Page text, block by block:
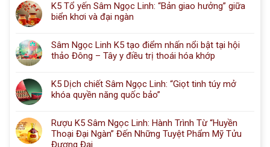
K5 Tổ yến Sâm Ngọc Linh: “Bản giao hưởng” giữa
biển khơi và đại ngàn
Sâm Ngọc Linh K5 tạo điểm nhấn nổi bật tại hội
thảo Đông – Tây y điều trị thoái hóa khớp
K5 Dịch chiết Sâm Ngọc Linh: “Giọt tinh túy mở
khóa quyền năng quốc bảo”
Rượu K5 Sâm Ngọc Linh: Hành Trình Từ “Huyền
Thoại Đại Ngàn” Đến Những Tuyệt Phẩm Mỹ Tửu
Đương Đại